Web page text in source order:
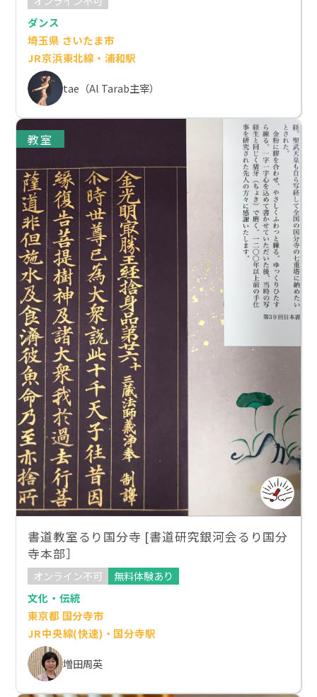
ダンス
埼玉県 さいたま市
JR京浜東北線・浦和駅
tae（Al Tarab主宰）
教室
書道教室るり国分寺 [書道研究銀河会るり国分
寺本部］
オンライン不可
無料体験あり
文化・伝統
東京都 国分寺市
JR中央線(快速)・国分寺駅
増田周英